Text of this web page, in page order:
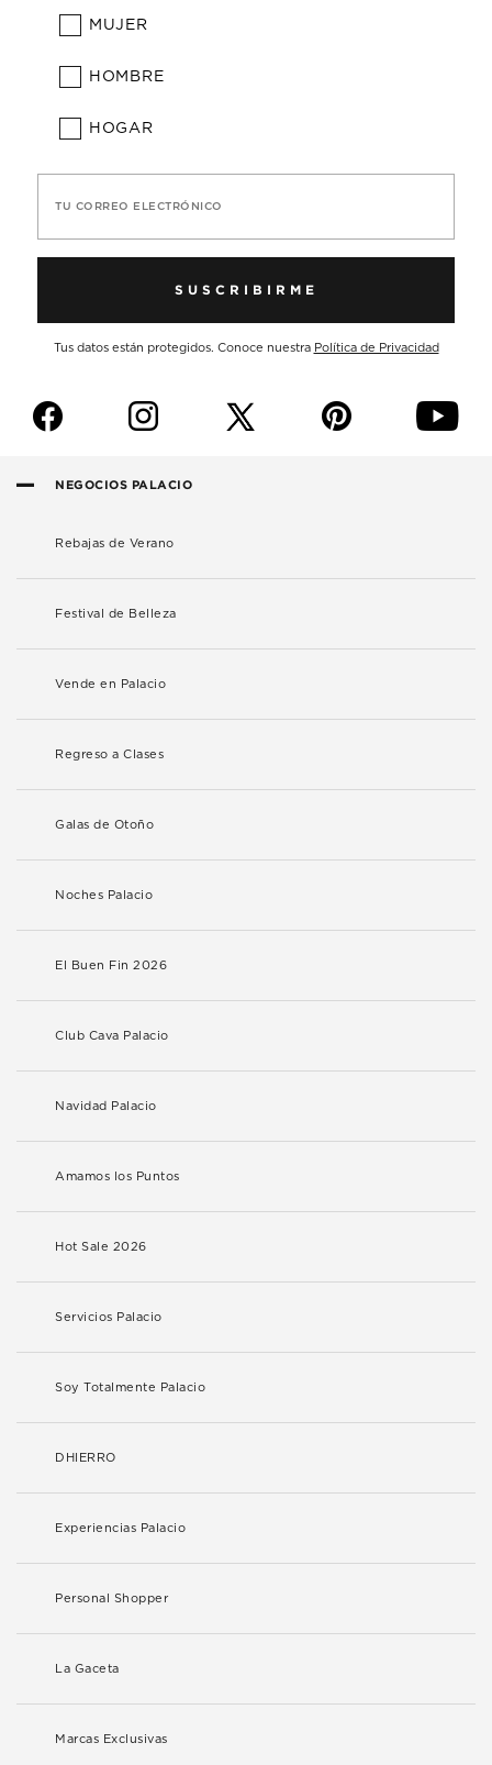
MUJER
HOMBRE
HOGAR
TU CORREO ELECTRÓNICO
SUSCRIBIRME
Tus datos están protegidos. Conoce nuestra Política de Privacidad
f i p y
NEGOCIOS PALACIO
Rebajas de Verano
Festival de Belleza
Vende en Palacio
Regreso a Clases
Galas de Otoño
Noches Palacio
El Buen Fin 2026
Club Cava Palacio
Navidad Palacio
Amamos los Puntos
Hot Sale 2026
Servicios Palacio
Soy Totalmente Palacio
DHIERRO
Experiencias Palacio
Personal Shopper
La Gaceta
Marcas Exclusivas